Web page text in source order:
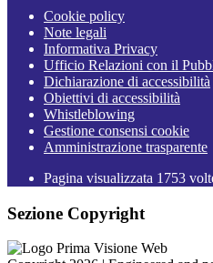
Cookie policy
Note legali
Informativa Privacy
Ufficio Relazioni con il
Dichiarazione di accessibilità
Obiettivi di accessibilità
Whistleblowing
Gestione consensi cookie
Amministrazione trasparente
Pagina visualizzata 1753
Sezione Copyright